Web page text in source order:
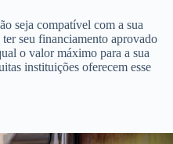
seja compatível com a sua
seu financiamento aprovado
o valor máximo para a sua
instituições oferecem esse